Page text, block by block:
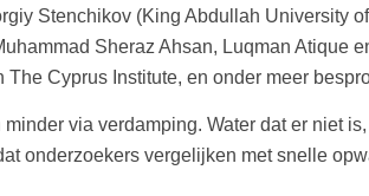
Stenchikov (King Abdullah University
Sheraz Ahsan, Luqman Atique
Cyprus Institute, en onder meer
via verdamping. Water dat er niet
onderzoekers vergelijken met snelle